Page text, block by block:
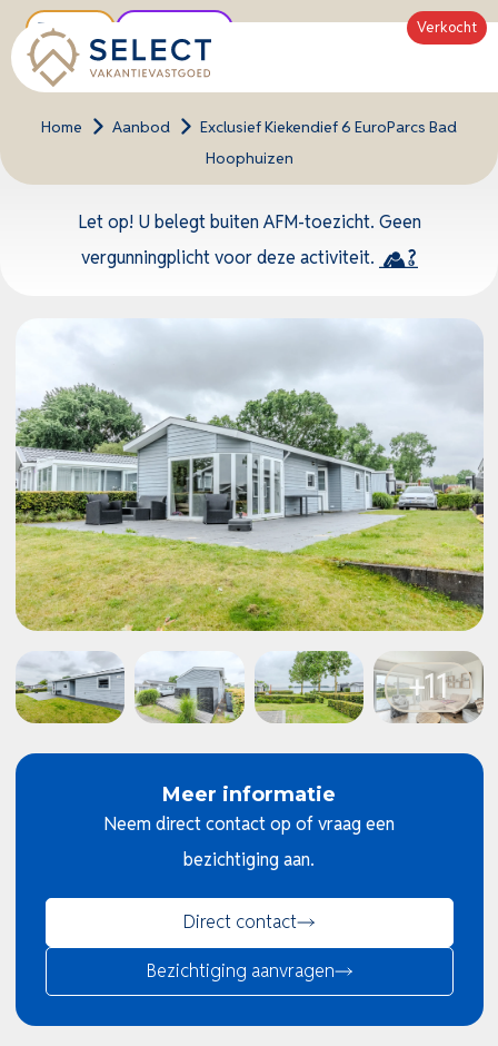
Home > Aanbod > Exclusief Kiekendief 6 EuroParcs Bad
Hoophuizen
Let op! U belegt buiten AFM-toezicht. Geen
vergunningplicht voor deze activiteit.
Tipwoning Verkocht
Meer informatie
Neem direct contact op of vraag een
bezichtiging aan.
Direct contact
Bezichtiging aanvragen